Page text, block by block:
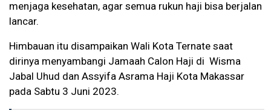
menjaga kesehatan, agar semua rukun haji bisa berjalan
lancar.
Himbauan itu disampaikan Wali Kota Ternate saat
dirinya menyambangi Jamaah Calon Haji di Wisma
Jabal Uhud dan Assyifa Asrama Haji Kota Makassar
pada Sabtu 3 Juni 2023.